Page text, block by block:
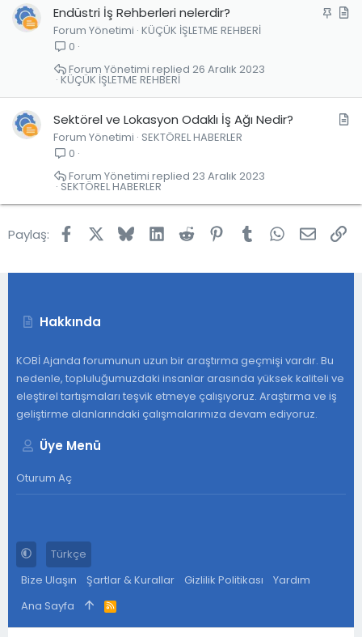
S
Endüstri İş Rehberleri nelerdir?
Forum Yönetimi KÜÇÜK İŞLETME REHBERİ
0
KÜÇÜK İŞLETME REHBERİ
26 Aralık 2023
Forum Yönetimi
Sektörel ve Lokasyon Odaklı İş Ağı Nedir?
Forum Yönetimi SEKTÖREL HABERLER
0
SEKTÖREL HABERLER
23 Aralık 2023
Forum Yönetimi
Paylaş: FacebookBlueskyLinkedInReddit Pinterest
Tumblr WhatsApp
E-
Hakkında
KOBİ Ajanda forumunun uzun bir araştırma geçmişi vardır. Bu
nedenle, topluluğumuzdaki insanlar arasında yüksek kaliteli ve
eleştirel tartışmaları teşvik etmeye çalışıyoruz. Araştırma ve iş
geliştirme alanlarındaki çalışmalarımıza devam ediyoruz.
Üye Menü
Oturum Aç
Türkçe
Bize Ulaşın
Şartlar & Kurallar Gizlilik Politikası
Yardım
Ana Sayfa
R
S
S